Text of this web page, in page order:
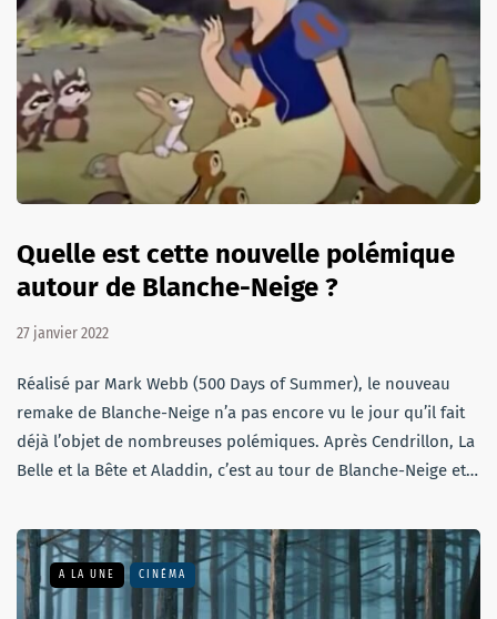
Quelle est cette nouvelle polémique
autour de Blanche-Neige ?
27 janvier 2022
Réalisé par Mark Webb (500 Days of Summer), le nouveau
remake de Blanche-Neige n’a pas encore vu le jour qu’il fait
déjà l’objet de nombreuses polémiques. Après Cendrillon, La
Belle et la Bête et Aladdin, c’est au tour de Blanche-Neige et…
A LA UNE CINÉMA